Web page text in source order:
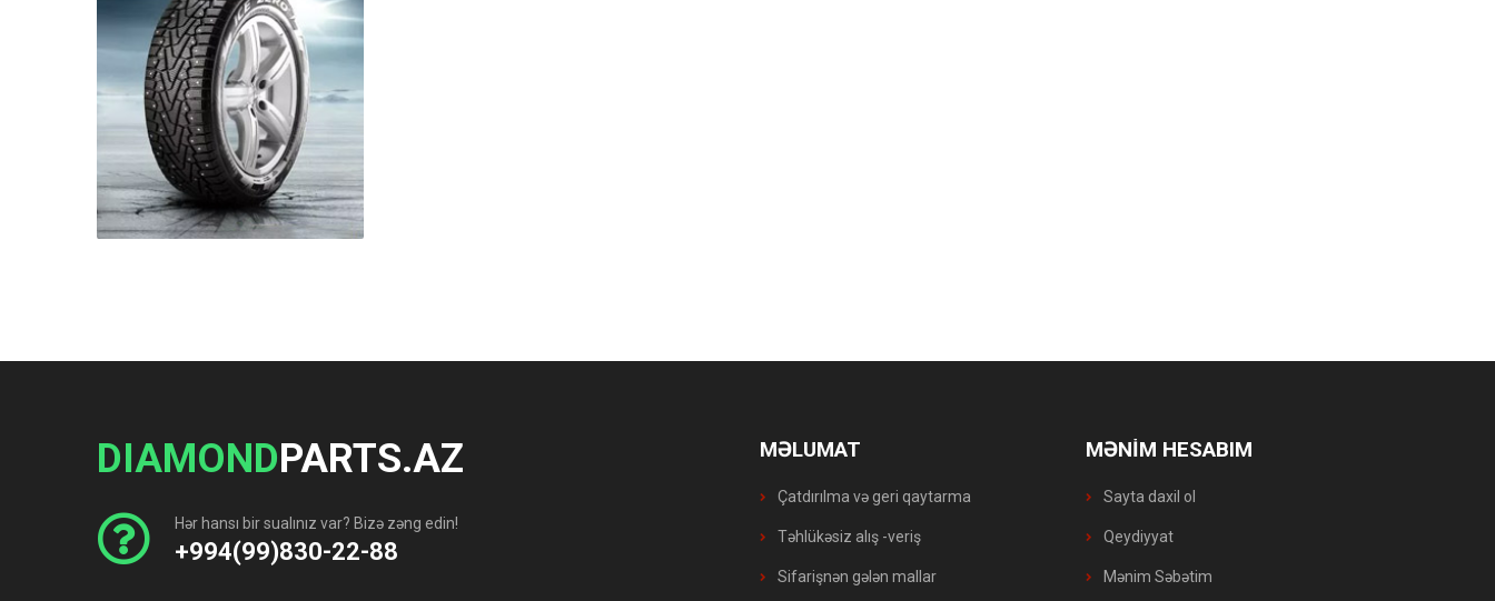
DIAMONDPARTS.AZ
Hər hansı bir sualınız var? Bizə zəng edin!
+994(99)830-22-88
MƏLUMAT
Çatdırılma və geri qaytarma
Təhlükəsiz alış -veriş
Sifarişnən gələn mallar
MƏNİM HESABIM
Sayta daxil ol
Qeydiyyat
Mənim Səbətim